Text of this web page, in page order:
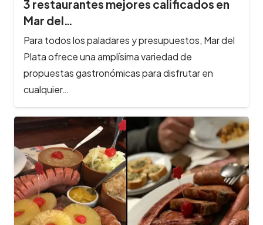
3 restaurantes mejores calificados en
Mar del…
Para todos los paladares y presupuestos, Mar del
Plata ofrece una amplísima variedad de
propuestas gastronómicas para disfrutar en
cualquier…